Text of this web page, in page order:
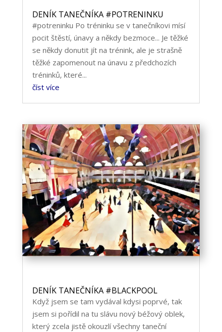
DENÍK TANEČNÍKA #POTRENINKU
#potreninku Po tréninku se v tanečníkovi mísí
pocit štěstí, únavy a někdy bezmoce... Je těžké
se někdy donutit jít na trénink, ale je strašně
těžké zapomenout na únavu z předchozích
tréninků, které...
číst více
DENÍK TANEČNÍKA #BLACKPOOL
Když jsem se tam vydával kdysi poprvé, tak
jsem si pořídil na tu slávu nový béžový oblek,
který zcela jistě okouzlí všechny taneční